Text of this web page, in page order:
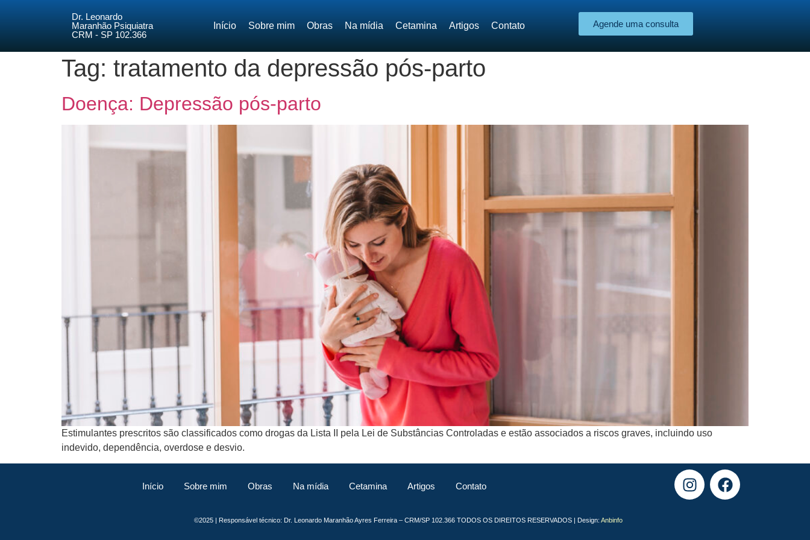
Dr. Leonardo
Maranhão Psiquiatra
CRM - SP 102.366
Início Sobre mim Obras Na mídia Cetamina Artigos Contato Agende uma consulta
Tag: tratamento da depressão pós-parto
Doença: Depressão pós-parto
Estimulantes prescritos são classificados como drogas da Lista II pela Lei de Substâncias Controladas e estão associados a riscos graves, incluindo uso
indevido, dependência, overdose e desvio.
Início Sobre mim Obras Na mídia Cetamina Artigos Contato
©2025 | Responsável técnico: Dr. Leonardo Maranhão Ayres Ferreira – CRM/SP 102.366 TODOS OS DIREITOS RESERVADOS | Design:Anbinfo